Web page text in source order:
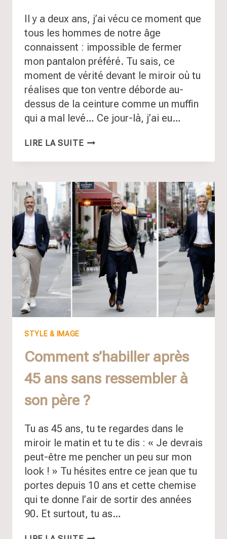
Il y a deux ans, j’ai vécu ce moment que
tous les hommes de notre âge
connaissent : impossible de fermer
mon pantalon préféré. Tu sais, ce
moment de vérité devant le miroir où tu
réalises que ton ventre déborde au-
dessus de la ceinture comme un muffin
qui a mal levé… Ce jour-là, j’ai eu…
LIRE LA SUITECOMMENT
QUAND
A
DU
VENTRE
APRÈS
45
ANS
?
STYLE & IMAGE
Comment s’habiller après
45 ans sans ressembler à
son père ?
Tu as 45 ans, tu te regardes dans le
miroir le matin et tu te dis : « Je devrais
peut-être me pencher un peu sur mon
look ! » Tu hésites entre ce jean que tu
portes depuis 10 ans et cette chemise
qui te donne l’air de sortir des années
90. Et surtout, tu as…
COMMENT